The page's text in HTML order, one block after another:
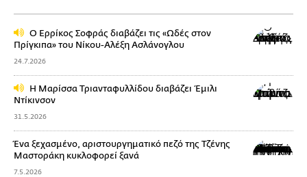
Ο Ερρίκος Σοφράς διαβάζει τις «Ωδές στον
Πρίγκιπα» του Νίκoυ-Αλέξη Ασλάνογλου
24.7.2026
Η Μαρίσσα Τριανταφυλλίδου διαβάζει Έμιλι
Ντίκινσον
31.5.2026
Ένα ξεχασμένο, αριστουργηματικό πεζό της Τζένης
Μαστοράκη κυκλοφορεί ξανά
7.5.2026